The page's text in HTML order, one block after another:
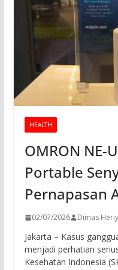
HEALTH
OMRON NE-
Portable
Pernapasan
02/07/2026 Dimas
Jakarta – Kasus
menjadi perhatian
Kesehatan Indonesia